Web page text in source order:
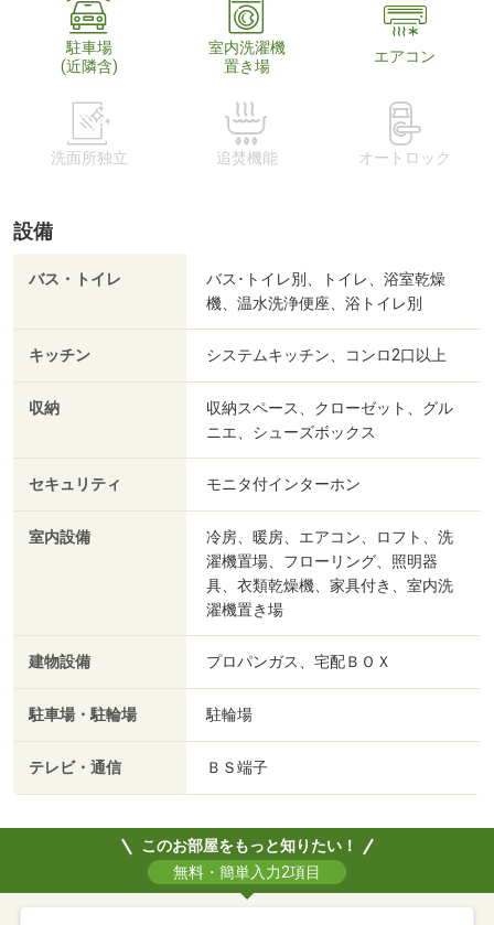
駐車場
(近隣含)
室内洗濯機
置き場
エアコン
洗面所独立 追焚機能 オートロック
設備
バス・トイレ
バス･トイレ別、トイレ、浴室乾燥
機、温水洗浄便座、浴トイレ別
キッチン システムキッチン、コンロ2口以上
収納
収納スペース、クローゼット、グル
ニエ、シューズボックス
セキュリティ モニタ付インターホン
室内設備
冷房、暖房、エアコン、ロフト、洗
濯機置場、フローリング、照明器
具、衣類乾燥機、家具付き、室内洗
濯機置き場
建物設備 プロパンガス、宅配ＢＯＸ
駐車場・駐輪場 駐輪場
テレビ・通信 ＢＳ端子
このお部屋をもっと知りたい！
無料・簡単入力2項目